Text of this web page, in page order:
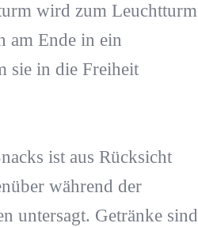
wird zum Leuchtturm
am Ende in ein
sie in die Freiheit
ist aus Rücksicht
während der
untersagt. Getränke sind